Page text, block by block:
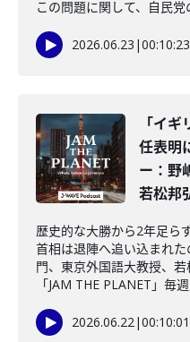
この問題に関して、自民
2026.06.23 |00:10:23
「イ
任表明
ー：野
若松邦
歴史的な大勝から2年足ら
首相は退陣へ追い込まれ
門、東京外国語大教授、若
「JAM THE PLANET」毎
2026.06.22|00:10:01